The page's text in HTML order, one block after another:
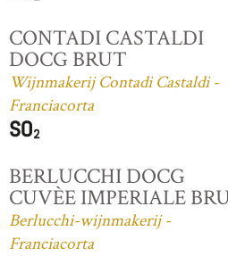
CONTADI CASTALDI
DOCG BRUT
Wijnmakerij Contadi Castaldi -
Franciacorta
BERLUCCHI DOCG
CUVÈE IMPERIALE
Berlucchi-wijnmakerij -
Franciacorta